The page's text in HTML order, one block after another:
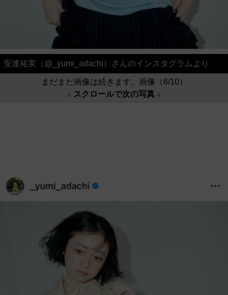
安達祐実（@_yumi_adachi）さんのインスタグラムより
まだまだ画像は続きます。画像（6/10）
↓ スクロールで次の写真 ↓